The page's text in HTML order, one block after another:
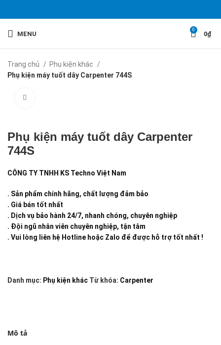
MENU
0
0₫
Trang chủ
Phụ kiện khác
Phụ kiện máy tuốt dây Carpenter 744S
Phụ kiện máy tuốt dây Carpenter
744S
CÔNG TY TNHH KS Techno Việt Nam
. Sản phẩm chính hãng, chất lượng đảm bảo
. Giá bán tốt nhất
. Dịch vụ bảo hành 24/7, nhanh chóng, chuyên nghiệp
. Đội ngũ nhân viên chuyên nghiệp, tận tâm
. Vui lòng liên hệ Hotline hoặc Zalo để được hỗ trợ tốt nhất !
Danh mục: Phụ kiện khác Từ khóa: Carpenter
Mô tả